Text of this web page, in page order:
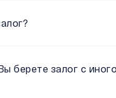
берете залог с